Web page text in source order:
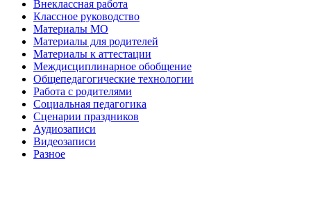
Внеклассная работа
Классное руководство
Материалы МО
Материалы для родителей
Материалы к аттестации
Междисциплинарное обобщение
Общепедагогические технологии
Работа с родителями
Социальная педагогика
Сценарии праздников
Аудиозаписи
Видеозаписи
Разное